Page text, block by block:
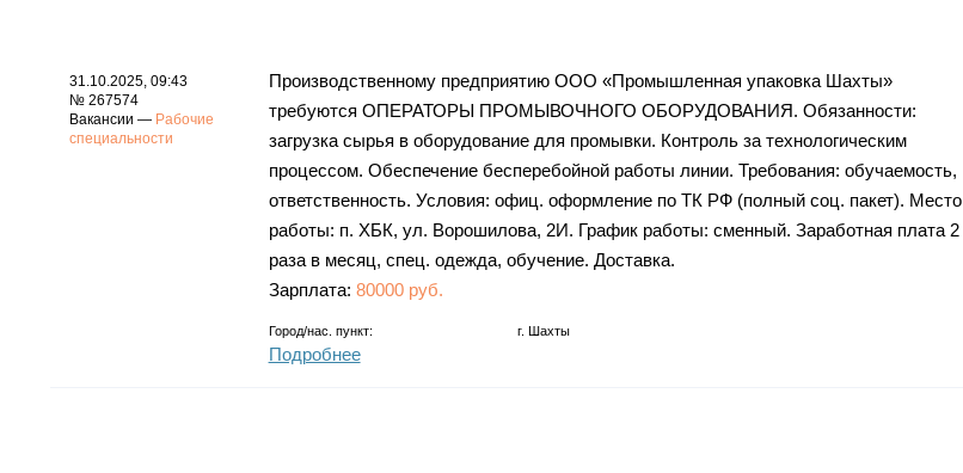
31.10.2025, 09:43
№ 267574
Вакансии — Рабочие
специальности
Производственному предприятию ООО «Промышленная упаковка Шахты»
требуются ОПЕРАТОРЫ ПРОМЫВОЧНОГО ОБОРУДОВАНИЯ. Обязанности:
загрузка сырья в оборудование для промывки. Контроль за технологическим
процессом. Обеспечение бесперебойной работы линии. Требования: обучаемость,
ответственность. Условия: офиц. оформление по ТК РФ (полный соц. пакет). Место
работы: п. ХБК, ул. Ворошилова, 2И. График работы: сменный. Заработная плата 2
раза в месяц, спец. одежда, обучение. Доставка.
Зарплата: 80000 руб.
Город/нас. пункт: г. Шахты
Подробнее